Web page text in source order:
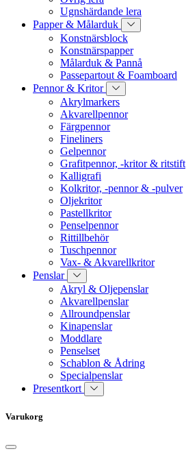
Ugnshärdande lera
Papper & Målarduk
Konstnärsblock
Konstnärspapper
Målarduk & Pannå
Passepartout & Foamboard
Pennor & Kritor
Akrylmarkers
Akvarellpennor
Färgpennor
Fineliners
Gelpennor
Grafitpennor, -kritor & ritstift
Kalligrafi
Kolkritor, -pennor & -pulver
Oljekritor
Pastellkritor
Penselpennor
Rittillbehör
Tuschpennor
Vax- & Akvarellkritor
Penslar
Akryl & Oljepenslar
Akvarellpenslar
Allroundpenslar
Kinapenslar
Moddlare
Penselset
Schablon & Ådring
Specialpenslar
Presentkort
Varukorg